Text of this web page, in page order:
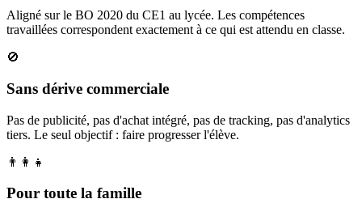
Aligné sur le BO 2020 du CE1 au lycée. Les compétences
travaillées correspondent exactement à ce qui est attendu en classe.
🚫
Sans dérive commerciale
Pas de publicité, pas d'achat intégré, pas de tracking, pas d'analytics
tiers. Le seul objectif : faire progresser l'élève.
👨‍👩‍👧
Pour toute la famille